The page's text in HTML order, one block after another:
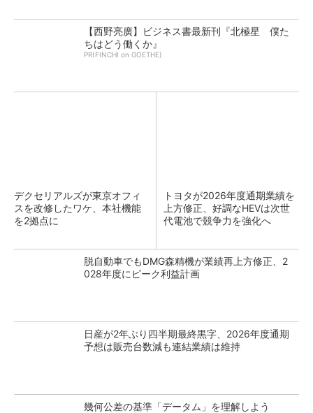
【西野亮廣】ビジネス書最新刊『北極星 僕た
ちはどう働くか』
PR(FINCHI on GOETHE)
デクセリアルズが東京オフィ
スを改修したワケ、本社機能
を2拠点に
トヨタが2026年度通期業績を
上方修正、好調なHEVは次世
代電池で競争力を強化へ
脱自動車でもDMG森精機が業績再上方修正、2
028年度にピーク利益計画
日産が2年ぶり四半期最終黒字、2026年度通期
予想は販売台数減も連結業績は維持
幾何公差の基準「データム」を理解しよう